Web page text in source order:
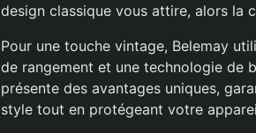
design classique vous attire, alors la
Pour une touche vintage, Belemay
de rangement et une technologie de
présente des avantages uniques,
style tout en protégeant votre